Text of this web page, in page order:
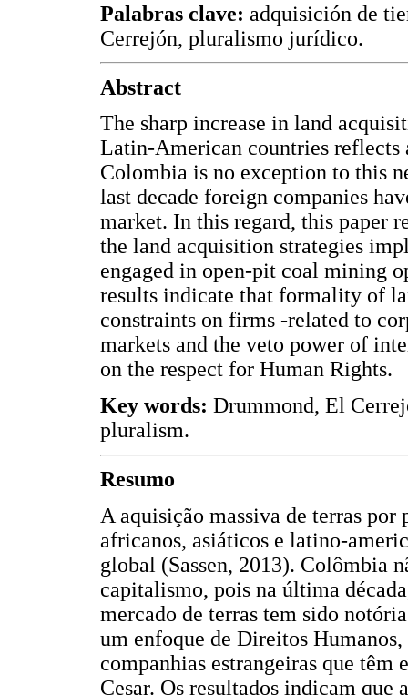
Palabras clave: adquisición de
Cerrejón, pluralismo jurídico.
Abstract
The sharp increase in land
Latin-American countries reflects
Colombia is no exception to this
last decade foreign companies
market. In this regard, this paper
the land acquisition strategies
engaged in open-pit coal mining
results indicate that formality of
constraints on firms -related to
markets and the veto power of
on the respect for Human Rights.
Key words: Drummond, El
pluralism.
Resumo
A aquisição massiva de terras por
africanos, asiáticos e latino-
global (Sassen, 2013). Colômbia
capitalismo, pois na última
mercado de terras tem sido
um enfoque de Direitos
companhias estrangeiras que têm
Cesar. Os resultados indicam que